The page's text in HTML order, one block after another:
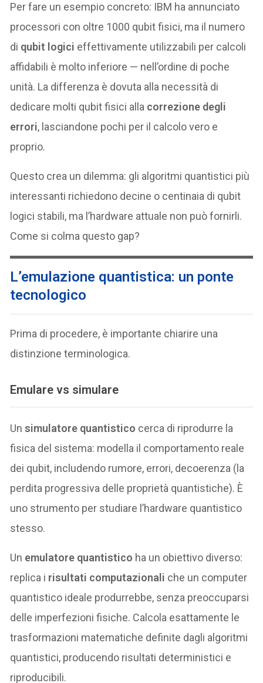
Per fare un esempio concreto: IBM ha annunciato
processori con oltre 1000 qubit fisici, ma il numero
di qubit logici effettivamente utilizzabili per calcoli
affidabili è molto inferiore — nell’ordine di poche
unità. La differenza è dovuta alla necessità di
dedicare molti qubit fisici alla correzione degli
errori, lasciandone pochi per il calcolo vero e
proprio.
Questo crea un dilemma: gli algoritmi quantistici più
interessanti richiedono decine o centinaia di qubit
logici stabili, ma l’hardware attuale non può fornirli.
Come si colma questo gap?
L’emulazione quantistica: un ponte
tecnologico
Prima di procedere, è importante chiarire una
distinzione terminologica.
Emulare vs simulare
Unsimulatore quantistico cerca di riprodurre la
fisica del sistema: modella il comportamento reale
dei qubit, includendo rumore, errori, decoerenza (la
perdita progressiva delle proprietà quantistiche). È
uno strumento per studiare l’hardware quantistico
stesso.
Un emulatore quantistico ha un obiettivo diverso:
replica i risultati computazionali che un computer
quantistico ideale produrrebbe, senza preoccuparsi
delle imperfezioni fisiche. Calcola esattamente le
trasformazioni matematiche definite dagli algoritmi
quantistici, producendo risultati deterministici e
riproducibili.